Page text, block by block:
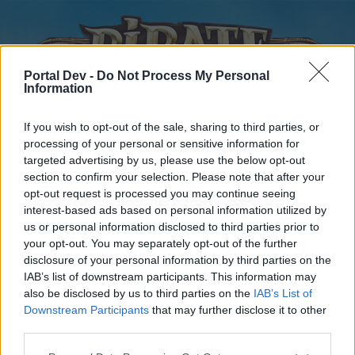
Portal Dev - Do Not Process My Personal
Information
If you wish to opt-out of the sale, sharing to third parties, or
processing of your personal or sensitive information for
targeted advertising by us, please use the below opt-out
section to confirm your selection. Please note that after your
opt-out request is processed you may continue seeing
interest-based ads based on personal information utilized by
us or personal information disclosed to third parties prior to
your opt-out. You may separately opt-out of the further
disclosure of your personal information by third parties on the
IAB’s list of downstream participants. This information may
also be disclosed by us to third parties on the IAB’s List of
Downstream Participants that may further disclose it to other
Foren ... Verbrauchsgegenstände Austauschen
Ergebnis der Umfrage: Was haltet ihr
davon, wenn man die Verbesserungs-
Gegenstände auf dem Schiff
austauschen könnte?
Startseite Foren
Letzte Beiträge
Kalender